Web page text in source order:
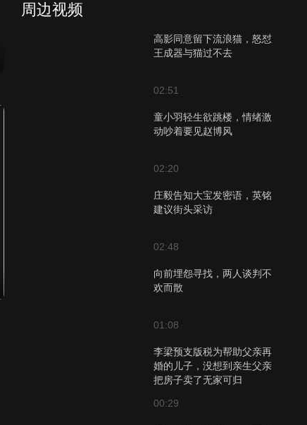
周边视频
高影同意留下流浪猫，怒怼
王成器与猫过不去
02:51
童小羽轻生欲跳楼，情绪激
动吵着要见赵博风
02:20
庄毅告知大宝发密语，英铭
建议街头采访
02:48
向前埋怨寻找，两人谈判不
欢而散
01:08
李梁预支版税为帮助父亲再
婚的儿子，没想到亲生父亲
把房子卖了无家可归
00:29